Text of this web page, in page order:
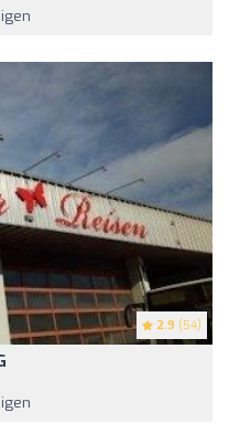
2.9 (54)